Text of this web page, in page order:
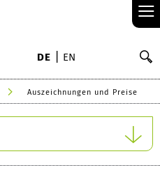
≡
DE EN
Auszeichnungen und Preise